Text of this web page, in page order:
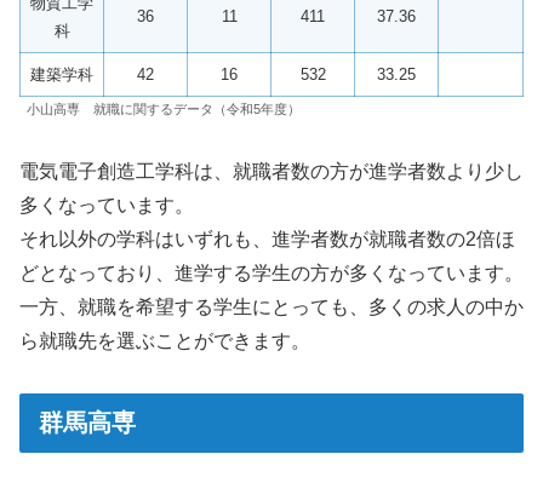
科
36 11 411 37.36
建築学科 42 16 532 33.25
小山高専 就職に関するデータ（令和5年度）
電気電子創造工学科は、就職者数の方が進学者数より少し
多くなっています。
それ以外の学科はいずれも、進学者数が就職者数の2倍ほ
どとなっており、進学する学生の方が多くなっています。
一方、就職を希望する学生にとっても、多くの求人の中か
ら就職先を選ぶことができます。
群馬高専